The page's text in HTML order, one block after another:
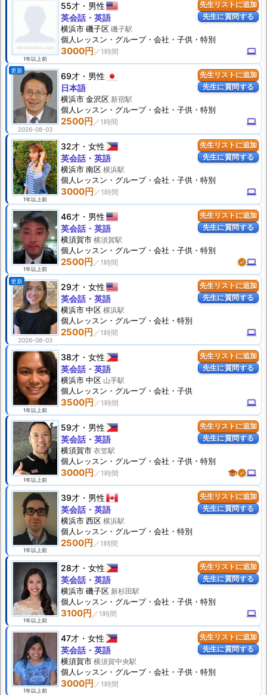
先生リストに追加
先生に質問する
1年以上前
55才 男性
3000円 computer
英会話・英語
横浜市 磯子区 磯子駅
個人 レッスン ・グループ・会社・子供・特別
先生リストに追加
先生に質問する
更新
2026-08-03
69才 男性
2500円 computer
日本語
横浜市 金沢区 新宿駅
個人 レッスン ・グループ・会社・子供・特別
先生リストに追加
先生に質問する
1年以上前
32才 女性
3000円 computer
英会話・英語
横浜市 南区 横浜駅
個人 レッスン ・グループ・会社・子供・特別
先生リストに追加
先生に質問する
1年以上前
46才 男性
2500円 verifiedcomputer
英会話・英語
横須賀市 横須賀駅
個人 レッスン ・グループ・会社・子供・特別
先生リストに追加
先生に質問する
更新
2026-08-03
29才 女性
2500円 computer
英会話・英語
横浜市 中区 横浜駅
個人 レッスン ・グループ・会社・特別
先生リストに追加
先生に質問する
1年以上前
38才 女性
3500円 computer
英会話・英語
横浜市 中区 山手駅
個人 レッスン ・グループ・会社・子供
先生リストに追加
先生に質問する
1年以上前
59才 男性
3000円 schoolverifiedcomputer
英会話・英語
横須賀市 衣笠駅
個人 レッスン ・グループ・会社・子供・特別
先生リストに追加
先生に質問する
1年以上前
39才 男性
2500円
英会話・英語
横浜市 西区 横浜駅
個人 レッスン ・グループ・会社・特別
先生リストに追加
先生に質問する
1年以上前
28才 女性
3100円 computer
英会話・英語
横浜市 磯子区 新杉田駅
個人 レッスン ・グループ・会社・子供・特別
先生リストに追加
先生に質問する
1年以上前
47才 女性
3000円
英会話・英語
横須賀市 横須賀中央駅
個人 レッスン ・グループ・会社・子供・特別